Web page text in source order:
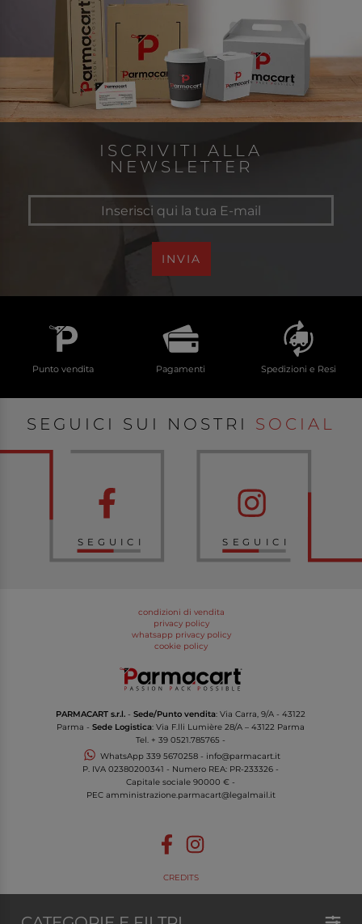
ISCRIVITI ALLA
NEWSLETTER
INVIA
Punto vendita Pagamenti Spedizioni e Resi
SEGUICI SUI NOSTRI SOCIAL
SEGUICI SEGUICI
condizioni di vendita
privacy policy
whatsapp privacy policy
cookie policy
PARMACART s.r.l. -Sede/Punto vendita: Via Carra, 9/A - 43122
Parma -Sede Logistica: Via F.lli Lumière 28/A – 43122 Parma
Tel. + 39 0521.785765 -
WhatsApp 339 5670258- info@parmacart.it
P. IVA02380200341 - Numero REA: PR-233326 -
Capitale sociale 90000 € -
PEC amministrazione.parmacart@legalmail.it
CREDITS